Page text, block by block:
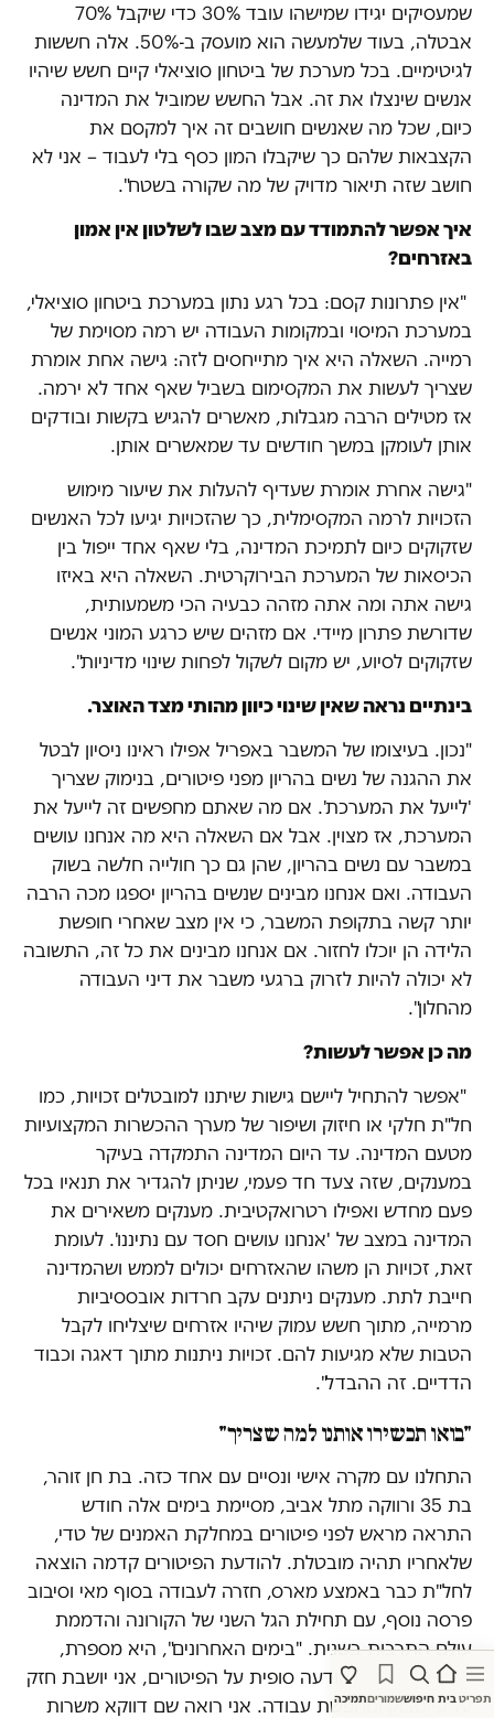
תפריטבית חיפוששמוריםתמיכה
שמעסיקים יגידו שמישהו עובד 30% כדי שיקבל 70%
אבטלה, בעוד שלמעשה הוא מועסק ב-50%. אלה חששות
לגיטימיים. בכל מערכת של ביטחון סוציאלי קיים חשש שיהיו
אנשים שינצלו את זה. אבל החשש שמוביל את המדינה
כיום, שכל מה שאנשים חושבים זה איך למקסם את
הקצבאות שלהם כך שיקבלו המון כסף בלי לעבוד – אני לא
חושב שזה תיאור מדויק של מה שקורה בשטח".
איך אפשר להתמודד עם מצב שבו לשלטון אין אמון
באזרחים?
"אין פתרונות קסם: בכל רגע נתון במערכת ביטחון סוציאלי,
במערכת המיסוי ובמקומות העבודה יש רמה מסוימת של
רמייה. השאלה היא איך מתייחסים לזה: גישה אחת אומרת
שצריך לעשות את המקסימום בשביל שאף אחד לא ירמה.
אז מטילים הרבה מגבלות, מאשרים להגיש בקשות ובודקים
אותן לעומקן במשך חודשים עד שמאשרים אותן.
"גישה אחרת אומרת שעדיף להעלות את שיעור מימוש
הזכויות לרמה המקסימלית, כך שהזכויות יגיעו לכל האנשים
שזקוקים כיום לתמיכת המדינה, בלי שאף אחד ייפול בין
הכיסאות של המערכת הבירוקרטית. השאלה היא באיזו
גישה אתה ומה אתה מזהה כבעיה הכי משמעותית,
שדורשת פתרון מיידי. אם מזהים שיש כרגע המוני אנשים
שזקוקים לסיוע, יש מקום לשקול לפחות שינוי מדיניות".
בינתיים נראה שאין שינוי כיוון מהותי מצד האוצר.
"נכון. בעיצומו של המשבר באפריל אפילו ראינו ניסיון לבטל
את ההגנה של נשים בהריון מפני פיטורים, בנימוק שצריך
'לייעל את המערכת'. אם מה שאתם מחפשים זה לייעל את
המערכת, אז מצוין. אבל אם השאלה היא מה אנחנו עושים
במשבר עם נשים בהריון, שהן גם כך חולייה חלשה בשוק
העבודה. ואם אנחנו מבינים שנשים בהריון יספגו מכה הרבה
יותר קשה בתקופת המשבר, כי אין מצב שאחרי חופשת
הלידה הן יוכלו לחזור. אם אנחנו מבינים את כל זה, התשובה
לא יכולה להיות לזרוק ברגעי משבר את דיני העבודה
מהחלון".
מה כן אפשר לעשות?
"אפשר להתחיל ליישם גישות שיתנו למובטלים זכויות, כמו
חל"ת חלקי או חיזוק ושיפור של מערך ההכשרות המקצועיות
מטעם המדינה. עד היום המדינה התמקדה בעיקר
במענקים, שזה צעד חד פעמי, שניתן להגדיר את תנאיו בכל
פעם מחדש ואפילו רטרואקטיבית. מענקים משאירים את
המדינה במצב של 'אנחנו עושים חסד עם נתיננו'. לעומת
זאת, זכויות הן משהו שהאזרחים יכולים לממש ושהמדינה
חייבת לתת. מענקים ניתנים עקב חרדות אובססיביות
מרמייה, מתוך חשש עמוק שיהיו אזרחים שיצליחו לקבל
הטבות שלא מגיעות להם. זכויות ניתנות מתוך דאגה וכבוד
הדדיים. זה ההבדל".
"בואו תכשירו אותנו למה שצריך"
התחלנו עם מקרה אישי ונסיים עם אחד כזה. בת חן זוהר,
בת 35 ורווקה מתל אביב, מסיימת בימים אלה חודש
התראה מראש לפני פיטורים במחלקת האמנים של טדי,
שלאחריו תהיה מובטלת. להודעת הפיטורים קדמה הוצאה
לחל"ת כבר באמצע מארס, חזרה לעבודה בסוף מאי וסיבוב
פרסה נוסף, עם תחילת הגל השני של הקורונה והדממת
עולם התרבות בשנית. "בימים האחרונים", היא מספרת,
"אחרי שקיבלתי הודעה סופית על הפיטורים, אני יושבת חזק
על פייסבוק ומחפשת עבודה. אני רואה שם דווקא משרות